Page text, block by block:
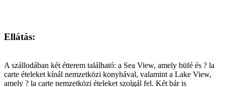
Ellátás:
A szállodában két étterem található: a Sea View, amely büfé és ? la
carte ételeket kínál nemzetközi konyhával, valamint a Lake View,
amely ? la carte nemzetközi ételeket szolgál fel. Két bár is